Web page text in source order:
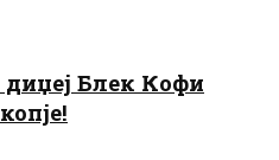
Блек Кофи